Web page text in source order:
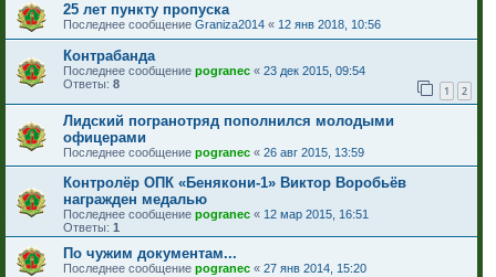
25 лет пункту пропуска
Последнее сообщение Graniza2014 « 12 янв 2018, 10:56
Контрабанда
Последнее сообщение pogranec « 23 дек 2015, 09:54
Ответы: 8 1 2
Лидский погранотряд пополнился молодыми
офицерами
Последнее сообщение pogranec « 26 авг 2015, 13:59
Контролёр ОПК «Бенякони-1» Виктор Воробьёв
награжден медалью
Последнее сообщение pogranec « 12 мар 2015, 16:51
Ответы: 1
По чужим документам...
Последнее сообщение pogranec « 27 янв 2014, 15:20